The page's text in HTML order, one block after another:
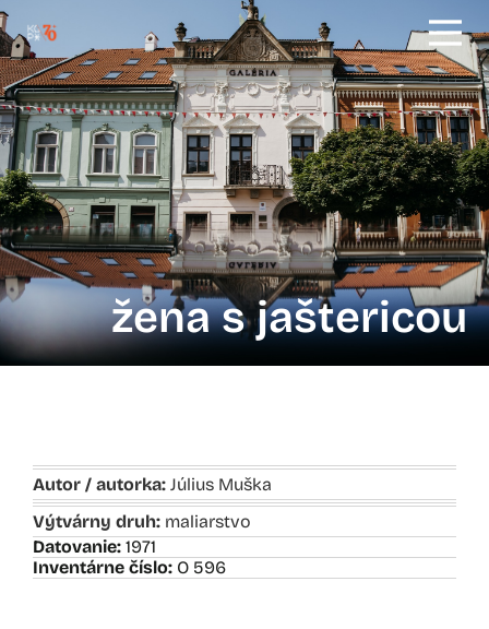
žena s jaštericou
Autor / autorka: Július Muška
Výtvárny druh: maliarstvo
Datovanie: 1971
Inventárne číslo: O 596